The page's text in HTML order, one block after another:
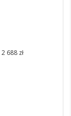
2 688 zł